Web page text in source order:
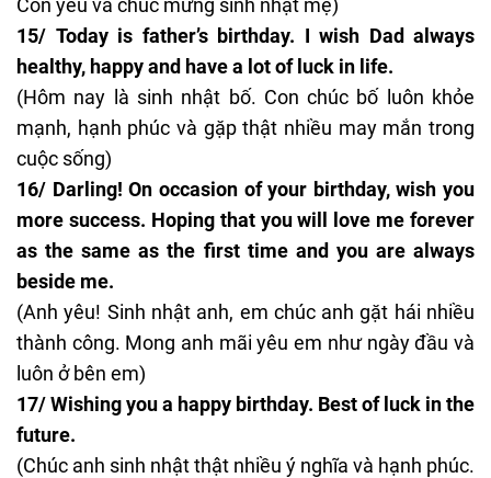
Con yêu và chúc mừng sinh nhật mẹ)
15/ Today is father’s birthday. I wish Dad always
healthy, happy and have a lot of luck in life.
(Hôm nay là sinh nhật bố. Con chúc bố luôn khỏe
mạnh, hạnh phúc và gặp thật nhiều may mắn trong
cuộc sống)
16/ Darling! On occasion of your birthday, wish you
more success. Hoping that you will love me forever
as the same as the first time and you are always
beside me.
(Anh yêu! Sinh nhật anh, em chúc anh gặt hái nhiều
thành công. Mong anh mãi yêu em như ngày đầu và
luôn ở bên em)
17/ Wishing you a happy birthday. Best of luck in the
future.
(Chúc anh sinh nhật thật nhiều ý nghĩa và hạnh phúc.